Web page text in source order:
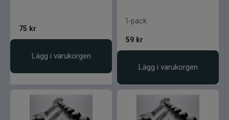
75 kr
Lägg i varukorgen
1-pack
59 kr
Lägg i varukorgen